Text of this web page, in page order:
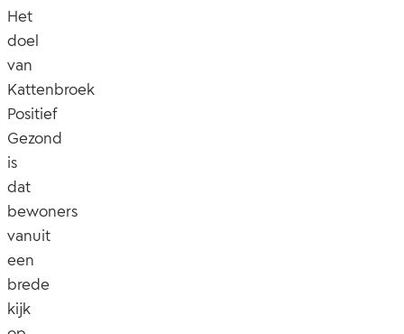
Het
doel
van
Kattenbroek
Positief
Gezond
is
dat
bewoners
vanuit
een
brede
kijk